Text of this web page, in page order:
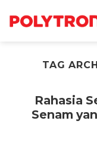
TAG
Rahasia
Senam